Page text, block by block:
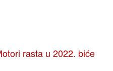
rasta u 2022. biće